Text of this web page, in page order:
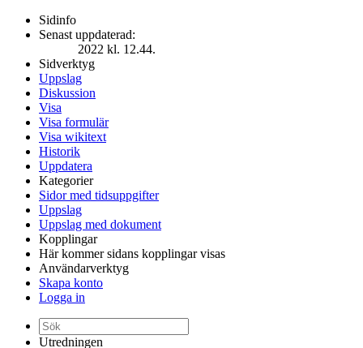
Sidinfo
Senast uppdaterad:
2022 kl. 12.44.
Sidverktyg
Uppslag
Diskussion
Visa
Visa formulär
Visa wikitext
Historik
Uppdatera
Kategorier
Sidor med tidsuppgifter
Uppslag
Uppslag med dokument
Kopplingar
Här kommer sidans kopplingar visas
Användarverktyg
Skapa konto
Logga in
Utredningen